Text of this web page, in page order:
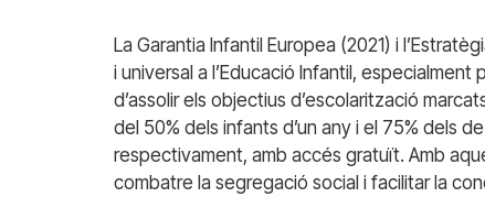
La Garantia Infantil Europea (2021) i
i universal a l’Educació Infantil,
d’assolir els objectius d’escolarització
del 50% dels infants d’un any i el 75% dels
respectivament, amb accés gratuït. Amb
combatre la segregació social i facilitar la